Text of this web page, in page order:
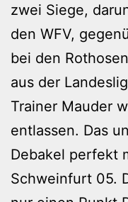
zwei Siege,
den WFV,
bei den
aus der
Trainer Mauder
entlassen. Das
Debakel perfekt
Schweinfurt 05.